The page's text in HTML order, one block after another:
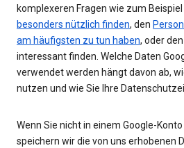
komplexeren Fragen wie zum Beispiel
besonders nützlich finden, den
am häufigsten zu tun haben, oder
interessant finden. Welche Daten
verwendet werden hängt davon ab,
nutzen und wie Sie Ihre
Wenn Sie nicht in einem Google-
speichern wir die von uns erhobenen